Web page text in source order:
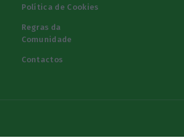
Política de Cookies
Regras da
Comunidade
Contactos